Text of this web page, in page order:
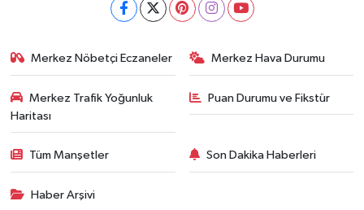
Merkez Nöbetçi Eczaneler Merkez Hava Durumu
Merkez Trafik Yoğunluk
Haritası
Puan Durumu ve Fikstür
Tüm Manşetler Son Dakika Haberleri
Haber Arşivi